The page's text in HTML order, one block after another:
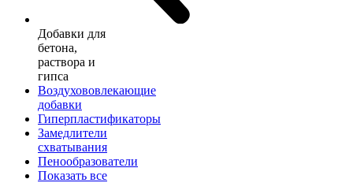
Добавки для
бетона,
раствора и
гипса
Воздухововлекающие
добавки
Гиперпластификаторы
Замедлители
схватывания
Пенообразователи
Показать все